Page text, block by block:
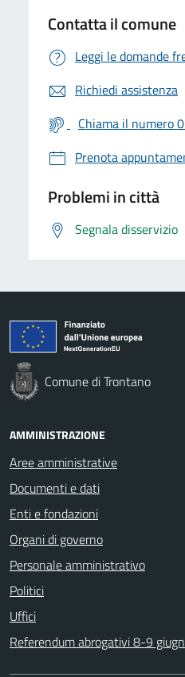
Contatta il comune
Leggi le domande
Richiedi assistenza
Chiama il numero
Prenota
Problemi in città
Segnala disservizio
Comune di Trontano
AMMINISTRAZIONE
Aree amministrative
Documenti e dati
Enti e fondazioni
Organi di governo
Personale amministrativo
Politici
Uffici
Referendum abrogativi 8-9